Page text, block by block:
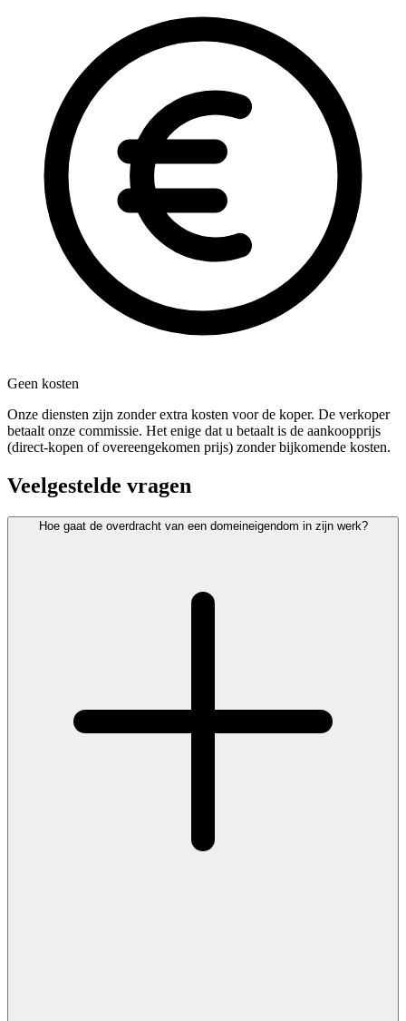
Geen kosten
Onze diensten zijn zonder extra kosten voor de koper. De verkoper
betaalt onze commissie. Het enige dat u betaalt is de aankoopprijs
(direct-kopen of overeengekomen prijs) zonder bijkomende kosten.
Veelgestelde vragen
Hoe gaat de overdracht van een domeineigendom in zijn werk?